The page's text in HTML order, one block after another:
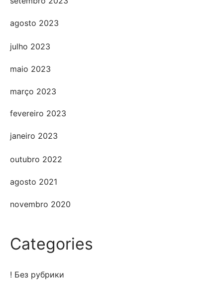
agosto 2023
julho 2023
maio 2023
março 2023
fevereiro 2023
janeiro 2023
outubro 2022
agosto 2021
novembro 2020
Categories
! Без рубрики